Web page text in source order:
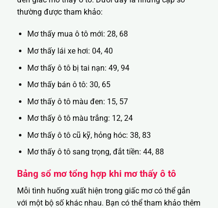
thường được tham khảo:
Mơ thấy mua ô tô mới: 28, 68
Mơ thấy lái xe hơi: 04, 40
Mơ thấy ô tô bị tai nạn: 49, 94
Mơ thấy bán ô tô: 30, 65
Mơ thấy ô tô màu đen: 15, 57
Mơ thấy ô tô màu trắng: 12, 24
Mơ thấy ô tô cũ kỹ, hỏng hóc: 38, 83
Mơ thấy ô tô sang trọng, đắt tiền: 44, 88
Bảng sổ mơ tổng hợp khi mơ thấy ô tô
Mỗi tình huống xuất hiện trong giấc mơ có thể gắn
với một bộ số khác nhau. Bạn có thể tham khảo thêm